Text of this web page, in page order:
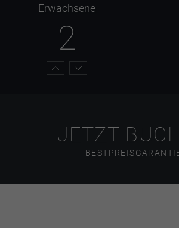
Erwachsene
2
JETZT